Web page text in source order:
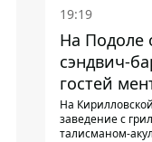
19:19
На Подоле
сэндвич-
гостей
На
заведение с
талисманом-